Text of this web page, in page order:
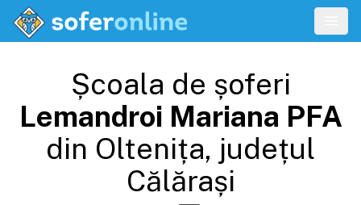
Școala de șoferi
Lemandroi Mariana PFA
din Oltenița, județul
Călărași